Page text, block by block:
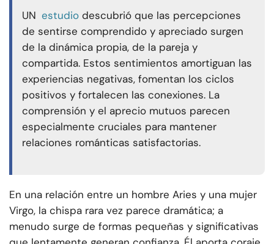
UN estudio descubrió que las percepciones
de sentirse comprendido y apreciado surgen
de la dinámica propia, de la pareja y
compartida. Estos sentimientos amortiguan las
experiencias negativas, fomentan los ciclos
positivos y fortalecen las conexiones. La
comprensión y el aprecio mutuos parecen
especialmente cruciales para mantener
relaciones románticas satisfactorias.
En una relación entre un hombre Aries y una mujer
Virgo, la chispa rara vez parece dramática; a
menudo surge de formas pequeñas y significativas